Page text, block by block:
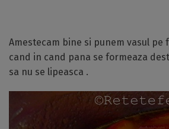
Amestecam bine si punem vasul pe
cand in cand pana se formeaza
sa nu se lipeasca .